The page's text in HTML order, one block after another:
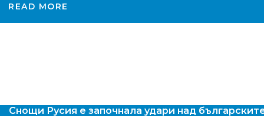
READ MORE
Снощи Русия е започнала удари над